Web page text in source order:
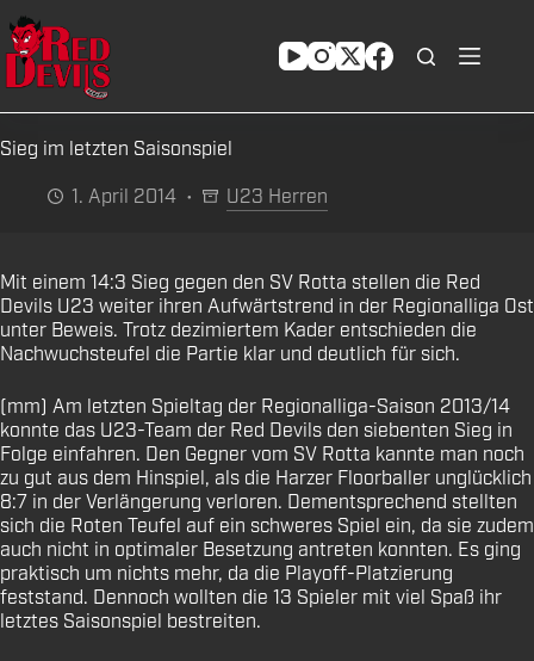
Zum
Inhalt
springen
Sieg im letzten Saisonspiel
1. April 2014
U23 Herren
Mit einem 14:3 Sieg gegen den SV Rotta stellen die Red
Devils U23 weiter ihren Aufwärtstrend in der Regionalliga Ost
unter Beweis. Trotz dezimiertem Kader entschieden die
Nachwuchsteufel die Partie klar und deutlich für sich.
(mm) Am letzten Spieltag der Regionalliga-Saison 2013/14
konnte das U23-Team der Red Devils den siebenten Sieg in
Folge einfahren. Den Gegner vom SV Rotta kannte man noch
zu gut aus dem Hinspiel, als die Harzer Floorballer unglücklich
8:7 in der Verlängerung verloren. Dementsprechend stellten
sich die Roten Teufel auf ein schweres Spiel ein, da sie zudem
auch nicht in optimaler Besetzung antreten konnten. Es ging
praktisch um nichts mehr, da die Playoff-Platzierung
feststand. Dennoch wollten die 13 Spieler mit viel Spaß ihr
letztes Saisonspiel bestreiten.